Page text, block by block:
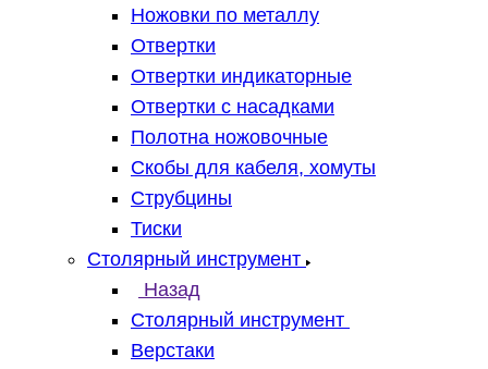
Ножовки по металлу
Отвертки
Отвертки индикаторные
Отвертки с насадками
Полотна ножовочные
Скобы для кабеля, хомуты
Струбцины
Тиски
Столярный инструмент
Назад
Столярный инструмент
Верстаки